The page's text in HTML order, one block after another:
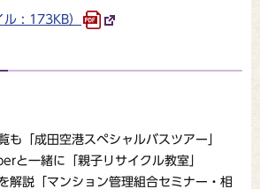
: 173KB）
も「成田空港スペシャルバスツアー」
と一緒に「親子リサイクル教室」
解説「マンション管理組合セミナー・相